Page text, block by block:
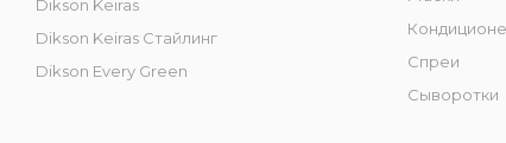
Dikson Keiras
Dikson Keiras Стайлинг
Dikson Every Green
Спреи
Сыворотки